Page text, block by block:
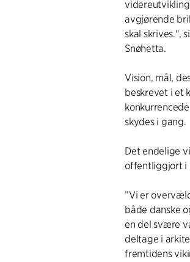
videreutvikling
avgjørende
skal skrives.",
Snøhetta.
Vision, mål,
beskrevet i et
skydes i gang.
Det endelige
offentliggjort i
”Vi er
både danske
en del svære
deltage i
fremtidens